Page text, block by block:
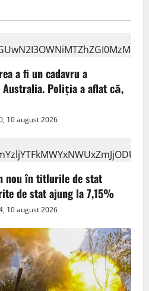
a fi un cadavru a
Poliția a aflat că,
10 august 2026
nou în titlurile de stat
de stat ajung la 7,15%
10 august 2026